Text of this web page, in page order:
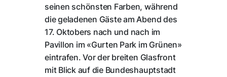
seinen schönsten Farben, während
die geladenen Gäste am Abend des
17. Oktobers nach und nach im
Pavillon im «Gurten Park im Grünen»
eintrafen. Vor der breiten Glasfront
mit Blick auf die Bundeshauptstadt